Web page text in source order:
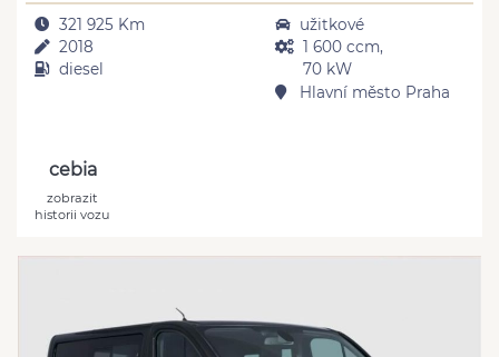
321 925 Km
2018
diesel
užitkové
1 600 ccm,
70 kW
Hlavní město Praha
cebia
zobrazit
historii vozu